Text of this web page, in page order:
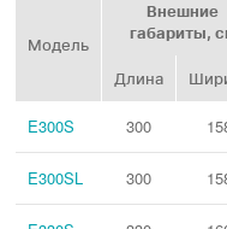
Модель
Внешние
габариты,
Длина
E300S 300
E300SL 300